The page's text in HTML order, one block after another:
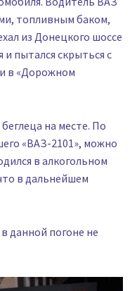
топливным баком,
из Донецкого шоссе
и пытался скрыться с
в «Дорожном
на месте. По
«ВАЗ-2101», можно
в алкогольном
в дальнейшем
данной погоне не